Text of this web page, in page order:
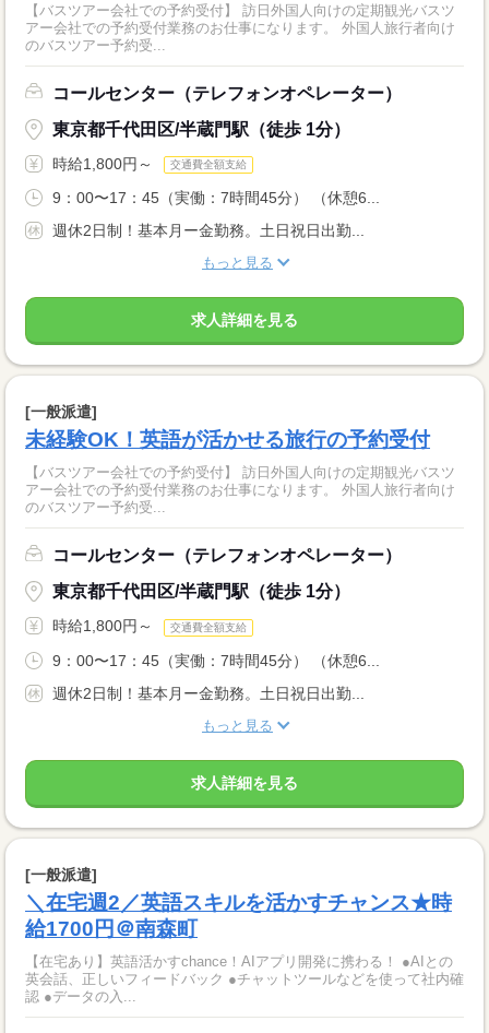
【バスツアー会社での予約受付】 訪日外国人向けの定期観光バスツ
アー会社での予約受付業務のお仕事になります。 外国人旅行者向け
のバスツアー予約受...
コールセンター（テレフォンオペレーター）
東京都千代田区/半蔵門駅（徒歩 1分）
時給1,800円～ 交通費全額支給
9：00〜17：45（実働：7時間45分） （休憩6...
週休2日制！基本月ー金勤務。土日祝日出勤...
もっと見る
求人詳細を見る
[一般派遣]
未経験OK！英語が活かせる旅行の予約受付
【バスツアー会社での予約受付】 訪日外国人向けの定期観光バスツ
アー会社での予約受付業務のお仕事になります。 外国人旅行者向け
のバスツアー予約受...
コールセンター（テレフォンオペレーター）
東京都千代田区/半蔵門駅（徒歩 1分）
時給1,800円～ 交通費全額支給
9：00〜17：45（実働：7時間45分） （休憩6...
週休2日制！基本月ー金勤務。土日祝日出勤...
もっと見る
求人詳細を見る
[一般派遣]
＼在宅週2／英語スキルを活かすチャンス★時
給1700円＠南森町
【在宅あり】英語活かすchance！AIアプリ開発に携わる！ ●AIとの
英会話、正しいフィードバック ●チャットツールなどを使って社内確
認 ●データの入...